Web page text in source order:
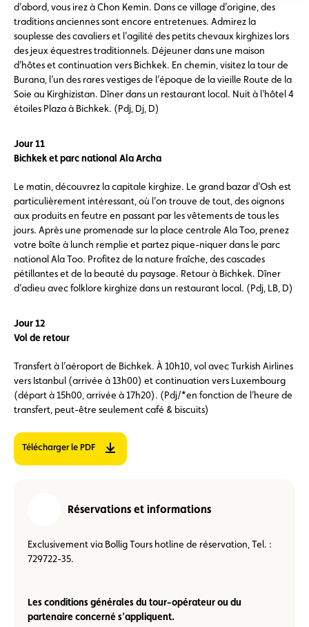
d’abord, vous irez à Chon Kemin. Dans ce village d’origine, des
traditions anciennes sont encore entretenues. Admirez la
souplesse des cavaliers et l’agilité des petits chevaux kirghizes lors
des jeux équestres traditionnels. Déjeuner dans une maison
d’hôtes et continuation vers Bichkek. En chemin, visitez la tour de
Burana, l’un des rares vestiges de l’époque de la vieille Route de la
Soie au Kirghizistan. Dîner dans un restaurant local. Nuit à l’hôtel 4
étoiles Plaza à Bichkek. (Pdj, Dj, D)
Jour 11
Bichkek et parc national Ala Archa
Le matin, découvrez la capitale kirghize. Le grand bazar d’Osh est
particulièrement intéressant, où l’on trouve de tout, des oignons
aux produits en feutre en passant par les vêtements de tous les
jours. Après une promenade sur la place centrale Ala Too, prenez
votre boîte à lunch remplie et partez pique-niquer dans le parc
national Ala Too. Profitez de la nature fraîche, des cascades
pétillantes et de la beauté du paysage. Retour à Bichkek. Dîner
d’adieu avec folklore kirghize dans un restaurant local. (Pdj, LB, D)
Jour 12
Vol de retour
Transfert à l’aéroport de Bichkek. À 10h10, vol avec Turkish Airlines
vers Istanbul (arrivée à 13h00) et continuation vers Luxembourg
(départ à 15h00, arrivée à 17h20). (Pdj/*en fonction de l’heure de
transfert, peut-être seulement café & biscuits)
Télécharger le PDF
Réservations et informations
Exclusivement via Bollig Tours hotline de réservation, Tel. :
729722-35.
Les conditions générales du tour-opérateur ou du
partenaire concerné s’appliquent.